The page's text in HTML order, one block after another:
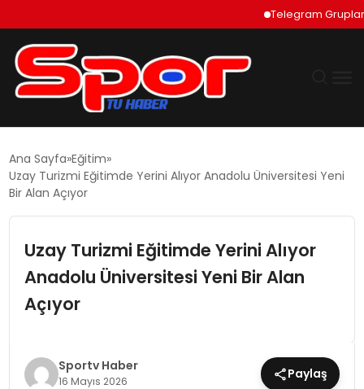
Telegram Grupları
DÜNYA
SIYASET
TEKNOLOJI
EĞITIM
Ana Sayfa Eğitim
Uzay Turizmi Eğitimde Yerini Alıyor Anadolu Üniversitesi Yeni
Bir Alan Açıyor
Uzay Turizmi Eğitimde Yerini Alıyor
Anadolu Üniversitesi Yeni Bir Alan
Açıyor
Sportv Haber
16 Mayıs 2026 Paylaş